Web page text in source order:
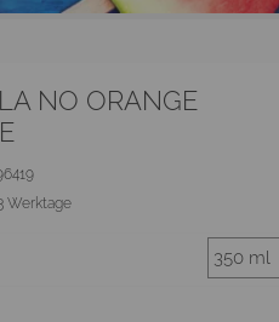
NO ORANGE
Werktage